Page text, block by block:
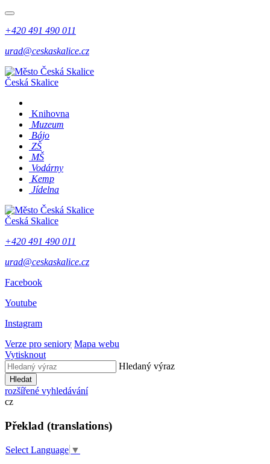
+420 491 490 011
urad@ceskaskalice.cz
Česká Skalice
Knihovna
Muzeum
Bájo
ZŠ
MŠ
Vodárny
Kemp
Jídelna
Česká Skalice
+420 491 490 011
urad@ceskaskalice.cz
Facebook
Youtube
Instagram
Verze pro seniory Mapa webu
Vytisknout
Hledaný výraz
Hledat
rozšířené vyhledávání
cz
Překlad (translations)
Select Language ▼